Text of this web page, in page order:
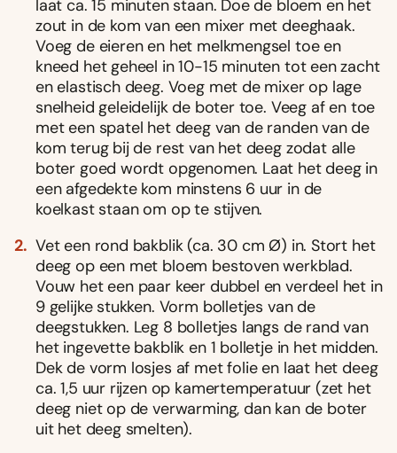
laat ca. 15 minuten staan. Doe de bloem en het
zout in de kom van een mixer met deeghaak.
Voeg de eieren en het melkmengsel toe en
kneed het geheel in 10-15 minuten tot een zacht
en elastisch deeg. Voeg met de mixer op lage
snelheid geleidelijk de boter toe. Veeg af en toe
met een spatel het deeg van de randen van de
kom terug bij de rest van het deeg zodat alle
boter goed wordt opgenomen. Laat het deeg in
een afgedekte kom minstens 6 uur in de
koelkast staan om op te stijven.
Vet een rond bakblik (ca. 30 cm Ø) in. Stort het
deeg op een met bloem bestoven werkblad.
Vouw het een paar keer dubbel en verdeel het in
9 gelijke stukken. Vorm bolletjes van de
deegstukken. Leg 8 bolletjes langs de rand van
het ingevette bakblik en 1 bolletje in het midden.
Dek de vorm losjes af met folie en laat het deeg
ca. 1,5 uur rijzen op kamertemperatuur (zet het
deeg niet op de verwarming, dan kan de boter
uit het deeg smelten).